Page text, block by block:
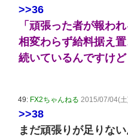
>>36
「頑張った者が報わ
相変わらず給料据え
続いているんですけど
49: FX2ちゃんねる 2015/07/04(
>>38
まだ頑張りが足りない